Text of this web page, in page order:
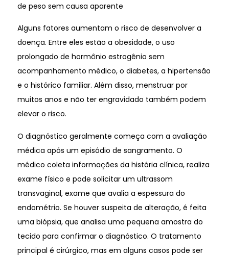
de peso sem causa aparente
Alguns fatores aumentam o risco de desenvolver a
doença. Entre eles estão a obesidade, o uso
prolongado de hormônio estrogênio sem
acompanhamento médico, o diabetes, a hipertensão
e o histórico familiar. Além disso, menstruar por
muitos anos e não ter engravidado também podem
elevar o risco.
O diagnóstico geralmente começa com a avaliação
médica após um episódio de sangramento. O
médico coleta informações da história clínica, realiza
exame físico e pode solicitar um ultrassom
transvaginal, exame que avalia a espessura do
endométrio. Se houver suspeita de alteração, é feita
uma biópsia, que analisa uma pequena amostra do
tecido para confirmar o diagnóstico. O tratamento
principal é cirúrgico, mas em alguns casos pode ser